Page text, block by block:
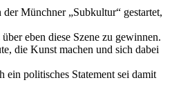
Münchner „Subkultur“ gestartet,
eben diese Szene zu gewinnen.
die Kunst machen und sich dabei
ein politisches Statement sei damit